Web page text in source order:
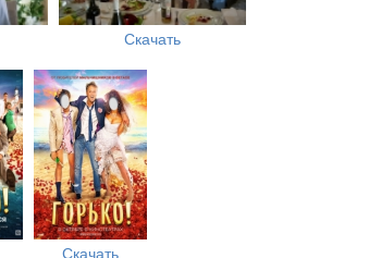
Скачать
Скачать